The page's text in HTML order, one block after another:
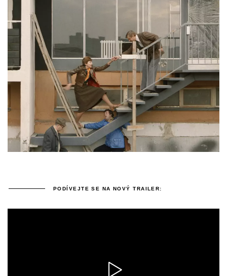
PODÍVEJTE SE NA NOVÝ TRAILER: